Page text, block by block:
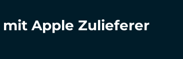
Apple Zulieferer